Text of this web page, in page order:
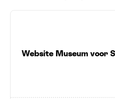
Website Museum voor